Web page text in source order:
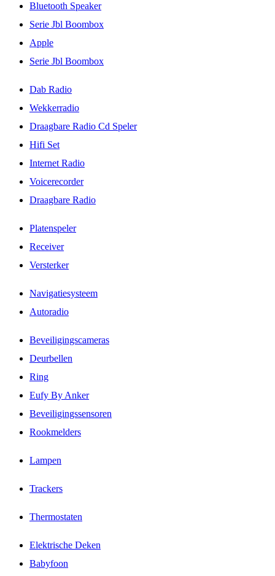
Bluetooth Speaker
Serie Jbl Boombox
Apple
Serie Jbl Boombox
Dab Radio
Wekkerradio
Draagbare Radio Cd Speler
Hifi Set
Internet Radio
Voicerecorder
Draagbare Radio
Platenspeler
Receiver
Versterker
Navigatiesysteem
Autoradio
Beveiligingscameras
Deurbellen
Ring
Eufy By Anker
Beveiligingssensoren
Rookmelders
Lampen
Trackers
Thermostaten
Elektrische Deken
Babyfoon